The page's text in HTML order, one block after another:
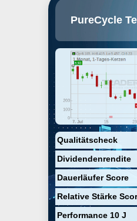
PureCycle
Qualitätscheck
Dividendenrendite
Dauerläufer Score
Relative Stärke
Performance 10 J
engages in
Its process
Feed Pre-
of the
The
John Scott in
is